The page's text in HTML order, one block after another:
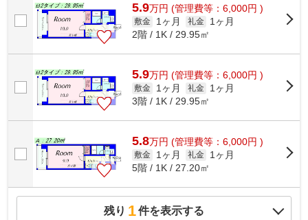
5.9万円 (管理費等：6,000円 )
敷金 1ヶ月 礼金
1ヶ月
2階 / 1K / 29.95㎡
5.9万円 (管理費等：6,000円 )
敷金 1ヶ月 礼金
1ヶ月
3階 / 1K / 29.95㎡
5.8万円 (管理費等：6,000円 )
敷金 1ヶ月 礼金
1ヶ月
5階 / 1K / 27.20㎡
残り 1件を表示する